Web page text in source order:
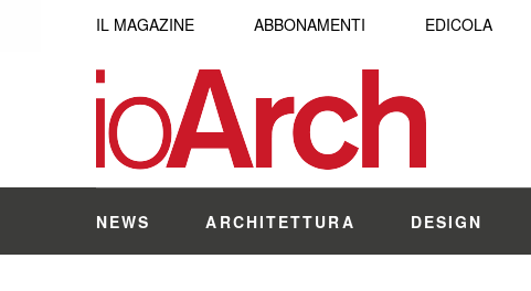
IL MAGAZINE ABBONAMENTI EDICOLA
NEWS ARCHITETTURA DESIGN